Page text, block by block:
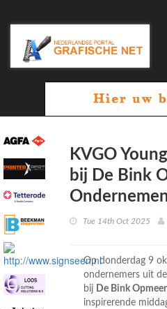
KVGO
bij De Bink
Tue 14th Oct 2025
Op donderdag 9
ondernemers uit
bij De Bink Opmeer
inspirerende